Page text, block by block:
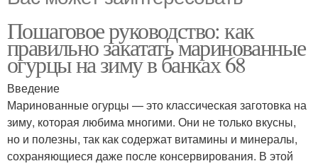
Пошаговое руководство: как
правильно закатать маринованные
огурцы на зиму в банках 68
Введение
Маринованные огурцы — это классическая заготовка на
зиму, которая любима многими. Они не только вкусны,
но и полезны, так как содержат витамины и минералы,
сохраняющиеся даже после консервирования. В этой